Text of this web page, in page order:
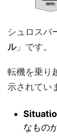
シュロスバ
ル」です。
転機を乗り
示されてい
なもの